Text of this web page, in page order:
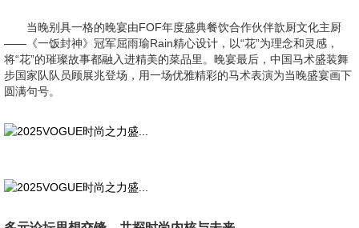
当晚别具一格的晚宴由FOF年度盛典餐饮合作伙伴歆厨文化主厨
——《一饭封神》冠军屈雨瑜Rain精心设计，以“花”为理念和灵感，
将“花”的璀璨故事都融入进精美的菜品里。晚宴最后，中国马术盛装舞
步国家队队员顾展兆登场，用一场优雅精彩的马术表演为当晚盛宴画下
圆满句号。